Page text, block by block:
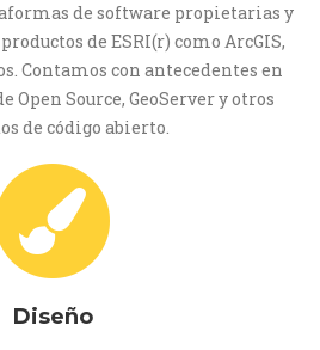
de software propietarias y
de ESRI(r) como ArcGIS,
Contamos con antecedentes en
Open Source, GeoServer y otros
de código abierto.
Diseño